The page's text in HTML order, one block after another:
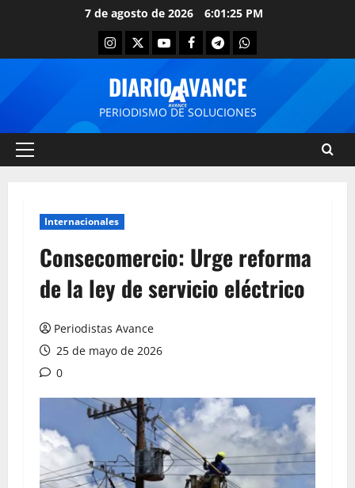
7 de agosto de 2026 6:01:25 PM
DIARIO AVANCE
PERIODISMO DE SOLUCIONES
Internacionales
Consecomercio: Urge reforma
de la ley de servicio eléctrico
Periodistas Avance
25 de mayo de 2026
0